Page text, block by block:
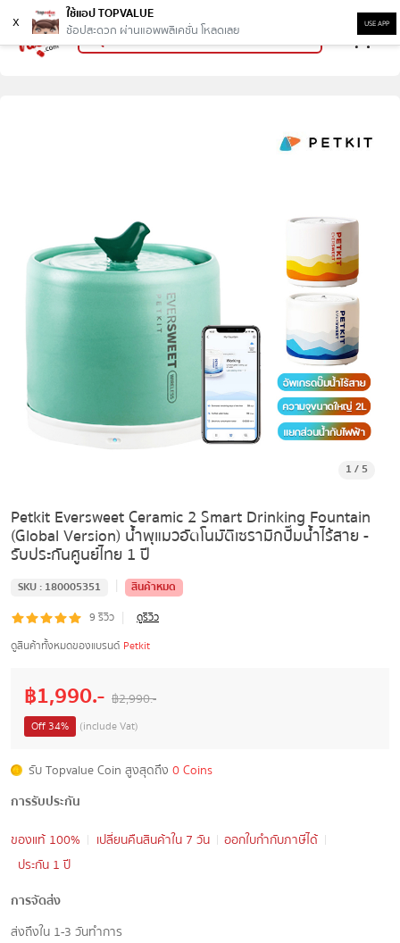
x
ใช้แอป TOPVALUE
ช้อปสะดวก ผ่านแอพพลิเคชั่น โหลดเลย
USE APP
1 /5
Petkit Eversweet Ceramic 2 Smart Drinking Fountain
(Global Version) น้ำพุแมวอัตโนมัติเซรามิกปั๊มน้ำไร้สาย -
รับประกันศูนย์ไทย 1 ปี
SKU : 180005351 |
สินค้าหมด
9 รีวิว |
ดูรีวิว
ดูสินค้าทั้งหมดของแบรนด์ Petkit
฿1,990.- ฿2,990.-
Off 34% (include Vat)
รับ Topvalue Coin สูงสุดถึง 0 Coins
การรับประกัน
ของแท้ 100%
เปลี่ยนคืนสินค้าใน 7 วัน
ออกใบกำกับภาษีได้
ประกัน 1 ปี
การจัดส่ง
ส่งถึงใน 1-3 วันทำการ